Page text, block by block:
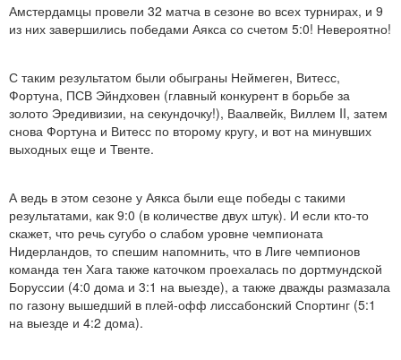
Амстердамцы провели 32 матча в сезоне во всех турнирах, и 9
из них завершились победами Аякса со счетом 5:0! Невероятно!
С таким результатом были обыграны Неймеген, Витесс,
Фортуна, ПСВ Эйндховен (главный конкурент в борьбе за
золото Эредивизии, на секундочку!), Ваалвейк, Виллем II, затем
снова Фортуна и Витесс по второму кругу, и вот на минувших
выходных еще и Твенте.
А ведь в этом сезоне у Аякса были еще победы с такими
результатами, как 9:0 (в количестве двух штук). И если кто-то
скажет, что речь сугубо о слабом уровне чемпионата
Нидерландов, то спешим напомнить, что в Лиге чемпионов
команда тен Хага также каточком проехалась по дортмундской
Боруссии (4:0 дома и 3:1 на выезде), а также дважды размазала
по газону вышедший в плей-офф лиссабонский Спортинг (5:1
на выезде и 4:2 дома).